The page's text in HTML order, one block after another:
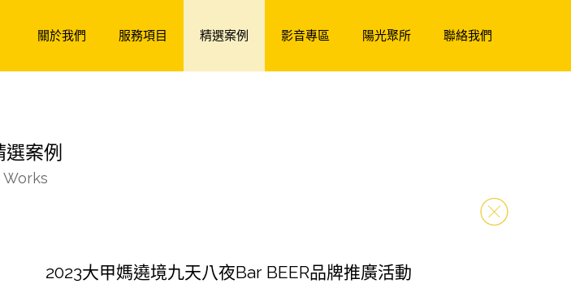
關於我們 服務項目 精選案例 影音專區 陽光聚所 聯絡我們
選案例
Works
2023大甲媽遶境九天八夜Bar BEER品牌推廣活動